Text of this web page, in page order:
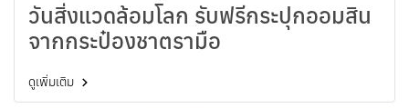
วันสิ่งแวดล้อมโลก รับฟรีกระปุกออมสิน
จากกระป๋องชาตรามือ
ดูเพิ่มเติม